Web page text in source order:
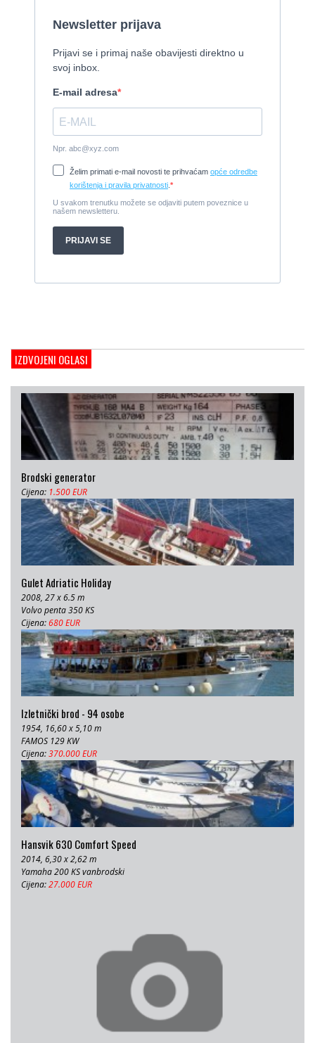
Izletnički brod - 94 osobe
Cijena:370.000 EUR
Tender Williams 325 TurboJet - sniženo!
2008, 325 x 1.7 m, weber 750
Damor 900 FURIA - EXTRA OPREMA - PRILIKA - SNIŽENA
CIJENA
2008, 8,98 x 3 m, Yanmar 200kW - unutranji, diesel
Cijena:65.000 EUR
Prodajem jedrilicu ELAN 31 S
Cijena:27.000 EUR
1998, 19 x 5 m, Volvo penta 306ks
M/B San snova
2008, 27 x 6.5 m, Volvo penta 350 KS
Cijena:
IZDVOJENI OGLASI
Brodski generator
Cijena: 1.500 EUR
Gulet Adriatic Holiday
2008, 27 x 6.5 m
Volvo penta 350 KS
Cijena:680 EUR
Izletnički brod - 94 osobe
1954, 16,60 x 5,10 m
FAMOS 129 KW
Cijena:370.000 EUR
Hansvik 630 Comfort Speed
2014, 6,30 x 2,62 m
Yamaha 200 KS vanbrodski
Cijena:27.000 EUR